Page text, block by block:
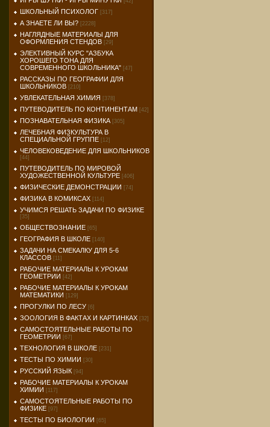
ШКОЛЬНЫЙ ПСИХОЛОГ [317]
А ЗНАЕТЕ ЛИ ВЫ? [2228]
НАГЛЯДНЫЕ МАТЕРИАЛЫ ДЛЯ
ОФОРМЛЕНИЯ СТЕНДОВ [29]
ЭЛЕКТИВНЫЙ КУРС "АЗБУКА
ХОРОШЕГО ТОНА ДЛЯ
СОВРЕМЕННОГО ШКОЛЬНИКА" [47]
РАССКАЗЫ ПО ГЕОГРАФИИ ДЛЯ
ШКОЛЬНИКОВ [210]
УВЛЕКАТЕЛЬНАЯ ХИМИЯ [378]
ПУТЕВОДИТЕЛЬ ПО КОНТИНЕНТАМ [42]
ПОЗНАВАТЕЛЬНАЯ ФИЗИКА [305]
ЛЕЧЕБНАЯ ФИЗКУЛЬТУРА В
СПЕЦИАЛЬНОЙ ГРУППЕ [12]
ЧЕЛОВЕКОВЕДЕНИЕ ДЛЯ ШКОЛЬНИКОВ
[44]
ПУТЕВОДИТЕЛЬ ПО МИРОВОЙ
ХУДОЖЕСТВЕННОЙ КУЛЬТУРЕ [406]
ФИЗИЧЕСКИЕ ДЕМОНСТРАЦИИ [74]
ФИЗИКА В КОМИКСАХ [114]
УЧИМСЯ РЕШАТЬ ЗАДАЧИ ПО ФИЗИКЕ
[35]
ОБЩЕСТВОЗНАНИЕ [65]
ГЕОГРАФИЯ В ШКОЛЕ [140]
ЗАДАЧИ НА СМЕКАЛКУ ДЛЯ 5-6
КЛАССОВ [11]
РАБОЧИЕ МАТЕРИАЛЫ К УРОКАМ
ГЕОМЕТРИИ [42]
РАБОЧИЕ МАТЕРИАЛЫ К УРОКАМ
МАТЕМАТИКИ [129]
ПРОГУЛКИ ПО ЛЕСУ [6]
ЗООЛОГИЯ В ФАКТАХ И КАРТИНКАХ [32]
САМОСТОЯТЕЛЬНЫЕ РАБОТЫ ПО
ГЕОМЕТРИИ [67]
ТЕХНОЛОГИЯ В ШКОЛЕ [231]
ТЕСТЫ ПО ХИМИИ [30]
РУССКИЙ ЯЗЫК [94]
РАБОЧИЕ МАТЕРИАЛЫ К УРОКАМ
ХИМИИ [117]
САМОСТОЯТЕЛЬНЫЕ РАБОТЫ ПО
ФИЗИКЕ [97]
ТЕСТЫ ПО БИОЛОГИИ [65]